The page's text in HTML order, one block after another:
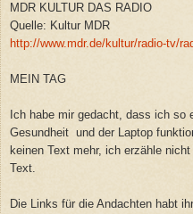
MDR KULTUR DAS RADIO
Quelle: Kultur MDR
http://www.mdr.de/kultur/radio-tv/
MEIN TAG
Ich habe mir gedacht, dass ich so
Gesundheit und der Laptop
keinen Text mehr, ich erzähle
Text.
Die Links für die Andachten habt